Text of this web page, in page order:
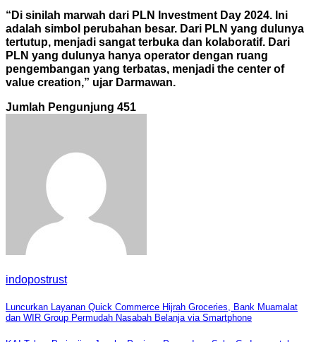
“Di sinilah marwah dari PLN Investment Day 2024. Ini
adalah simbol perubahan besar. Dari PLN yang dulunya
tertutup, menjadi sangat terbuka dan kolaboratif. Dari
PLN yang dulunya hanya operator dengan ruang
pengembangan yang terbatas, menjadi the center of
value creation,” ujar Darmawan.
Jumlah Pengunjung 451
indopostrust
Navigasi
Luncurkan Layanan Quick Commerce Hijrah Groceries, Bank Muamalat
dan WIR Group Permudah Nasabah Belanja via Smartphone